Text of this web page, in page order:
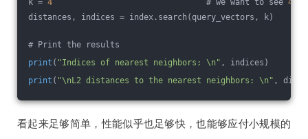
k = 4 # we want to see 4
distances, indices = index.search(query_vectors, k)
# Print the results
print ( "Indices of nearest neighbors: \n" , indices)
print ( "\nL2 distances to the nearest neighbors: \n" ,
看起来足够简单，性能似乎也足够快，也能够应付小规模的